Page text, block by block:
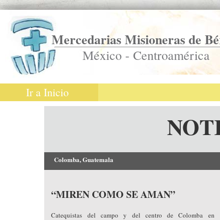
Mercedarias Misioneras de
México - Centroamérica
Ir a Inicio
Colomba, Guatemala
“MIREN COMO SE AMAN”
Catequistas del campo y del centro de Colomba en